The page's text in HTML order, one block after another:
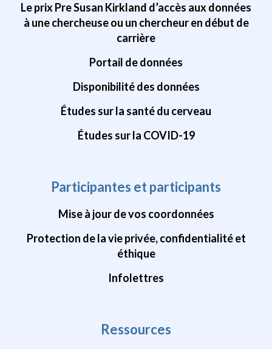
Le prix Pre Susan Kirkland d’accès aux données
à une chercheuse ou un chercheur en début de
carrière
Portail de données
Disponibilité des données
Études sur la santé du cerveau
Études sur la COVID-19
Participantes et participants
Mise à jour de vos coordonnées
Protection de la vie privée, confidentialité et
éthique
Infolettres
Ressources